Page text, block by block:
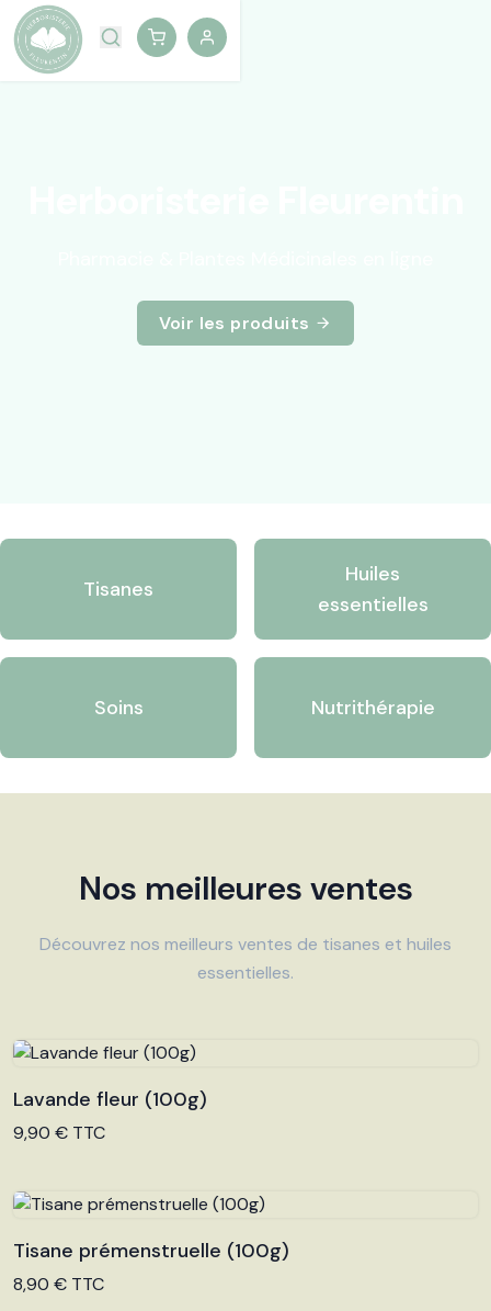
Voir les produits
Tisanes
Huiles
essentielles
Soins Nutrithérapie
Nos meilleures ventes
Découvrez nos meilleurs ventes de tisanes et huiles
essentielles.
Voir le produit
Lavande fleur (100g)
9,90 € TTC
Voir le produit
Tisane prémenstruelle (100g)
8,90 € TTC